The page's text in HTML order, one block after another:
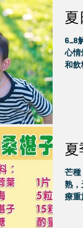
6_8
心情
和飲
芒種
熟，
療重